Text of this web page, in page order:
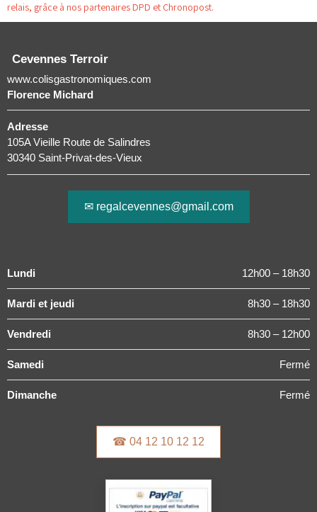
relais, grâce à nos partenaires DPD et Chronopost.
Cevennes Terroir
www.colisgastronomiques.com
Florence Michard
Adresse
105A Vieille Route de Salindres
30340 Saint-Privat-des-Vieux
✉ regalcevennes@gmail.com
Lundi 12h00 – 18h30
Mardi et jeudi 8h30 – 18h30
Vendredi 8h30 – 12h00
Samedi Fermé
Dimanche Fermé
☎ 04 12 10 12 12